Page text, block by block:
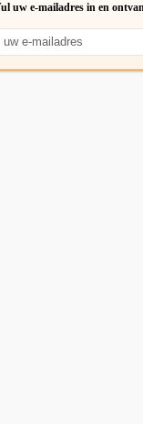
uw e-mailadres in en